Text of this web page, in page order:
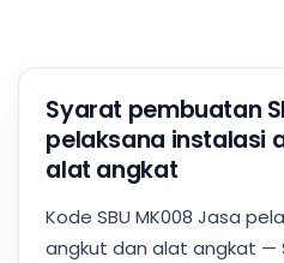
Syarat pembuatan
pelaksana instalasi
alat angkat
Kode SBU MK008 Jasa
angkut dan alat angkat —